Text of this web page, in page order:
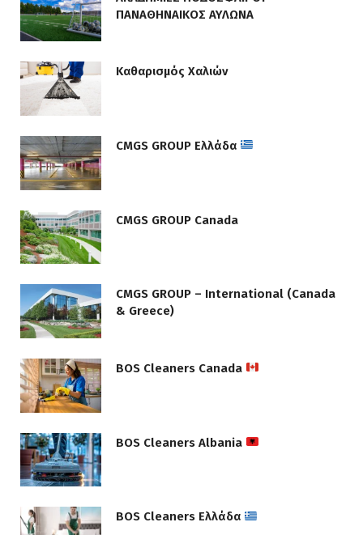
ΠΑΝΑΘΗΝΑΙΚΟΣ ΑΥΛΩΝΑ
Καθαρισμός Χαλιών
CMGS GROUP Ελλάδα
CMGS GROUP Canada
CMGS GROUP – International (Canada
& Greece)
BOS Cleaners Canada
BOS Cleaners Albania
BOS Cleaners Ελλάδα